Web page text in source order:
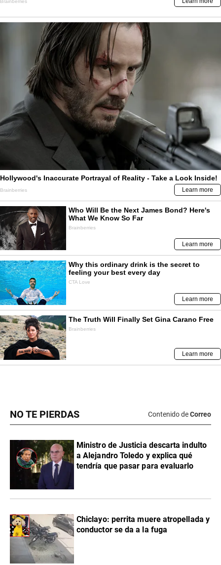
NO TE PIERDAS Contenido deCorreo
Ministro de Justicia descarta indulto
a Alejandro Toledo y explica qué
tendría que pasar para evaluarlo
Chiclayo: perrita muere atropellada y
conductor se da a la fuga